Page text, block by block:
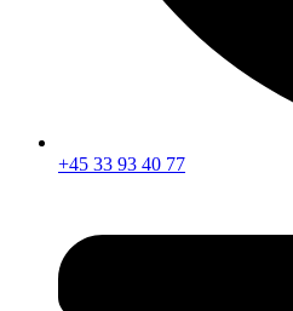
+45 33 93 40 77